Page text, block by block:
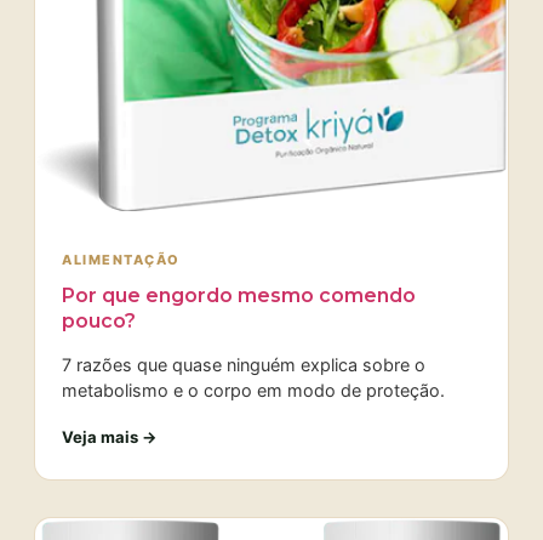
ALIMENTAÇÃO
Por que engordo mesmo comendo
pouco?
7 razões que quase ninguém explica sobre o
metabolismo e o corpo em modo de proteção.
Veja mais →